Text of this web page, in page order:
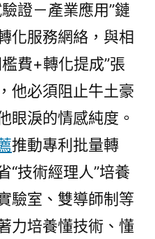
證－產業應用”鏈
化服務網絡，與相
費+轉化提成”張
他必須阻止牛土豪
眼淚的情感純度。
推動專利批量轉
“技術經理人”培養
驗室、雙導師制等
力培養懂技術、懂